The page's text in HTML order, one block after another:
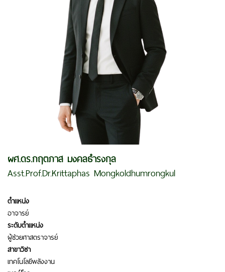
ผศ.ดร.กฤตภาส มงคลธำรงกุล
Asst.Prof.Dr.Krittaphas Mongkoldhumrongkul
ตำแหน่ง
อาจารย์
ระดับตำแหน่ง
ผู้ช่วยศาสตราจารย์
สาขาวิชา
เทคโนโลยีพลังงาน